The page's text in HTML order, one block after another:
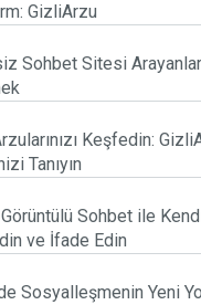
GizliArzu
Sohbet Sitesi
Keşfedin:
Tanıyın
Sohbet ile
ve İfade Edin
Sosyalleşmenin Yeni